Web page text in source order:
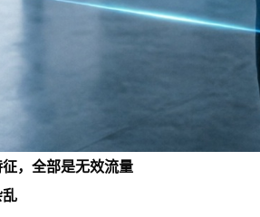
，全部是无效流量